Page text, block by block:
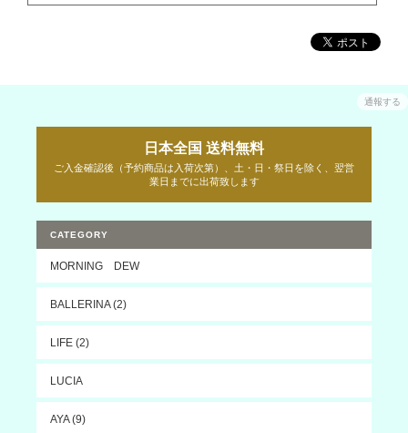
通報する
日本全国 送料無料
ご入金確認後（予約商品は入荷次第）、土・日・祭日を除く、翌営
業日までに出荷致します
CATEGORY
MORNING DEW
BALLERINA (2)
LIFE (2)
LUCIA
AYA (9)